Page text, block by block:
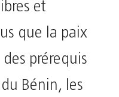
et
que la paix
prérequis
Bénin, les